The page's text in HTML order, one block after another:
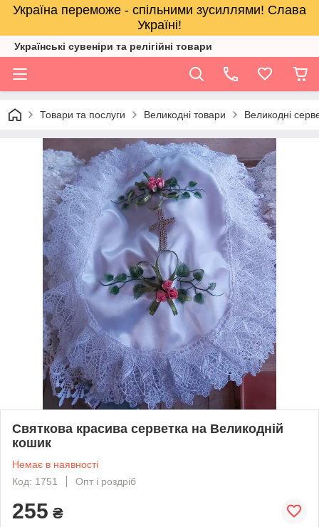
Україна переможе - спільними зусиллями! Слава
Україні!
Українські сувеніри та релігійнi товари
Товари та послуги Великодні товари Великодні
Святкова красива серветка на Великодній
кошик
Немає в наявності
Код: 1751
Опт і роздріб
255 ₴